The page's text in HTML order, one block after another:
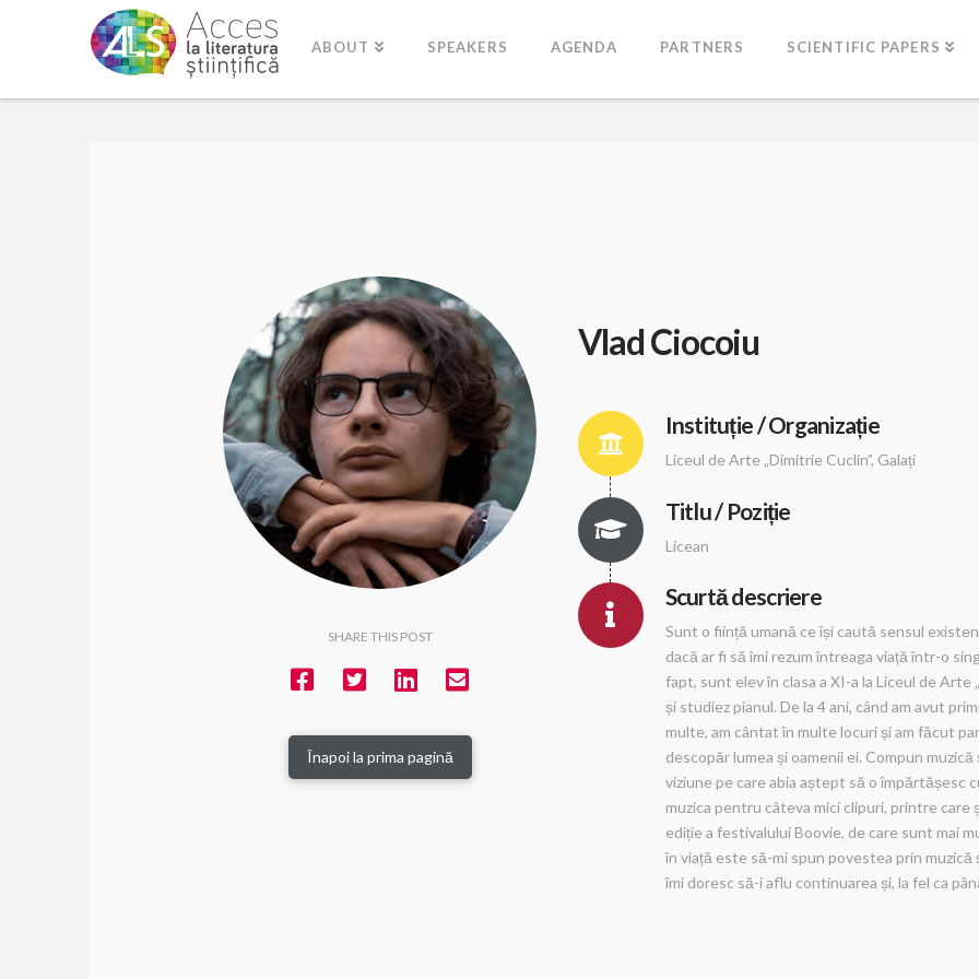
ABOUT SPEAKERS AGENDA PARTNERS SCIENTIFIC PAPERS
SHARE THIS POST
Înapoi la prima pagină
Vlad Ciocoiu
Instituție / Organizație
Liceul de Arte „Dimitrie Cuclin”, Galați
Titlu / Poziție
Licean
Scurtă descriere
Sunt o ființă umană ce își caută sensul
dacă ar fi să îmi rezum întreaga viață într-o
fapt, sunt elev în clasa a XI-a la Liceul de Arte
și studiez pianul. De la 4 ani, când am avut
multe, am cântat în multe locuri și am făcut
descopăr lumea și oamenii ei. Compun
viziune pe care abia aștept să o împărtășesc
muzica pentru câteva mici clipuri, printre
ediție a festivalului Boovie, de care sunt mai
în viață este să-mi spun povestea prin
îmi doresc să-i aflu continuarea și, la fel ca